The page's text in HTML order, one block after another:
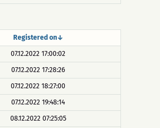
Registered on↓
07.12.2022 17:00:02
07.12.2022 17:28:26
07.12.2022 18:27:00
07.12.2022 19:48:14
08.12.2022 07:25:05